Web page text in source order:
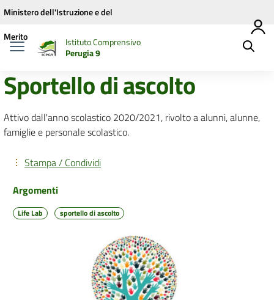
Vai ai contenuti
Vai al menu di navigazione
Vai al footer
Ministero dell'Istruzione e del
Merito
Istituto Comprensivo
Perugia 9
Sportello di ascolto
Attivo dall'anno scolastico 2020/2021, rivolto a alunni, alunne,
famiglie e personale scolastico.
Stampa / Condividi
Argomenti
Life Lab sportello di ascolto